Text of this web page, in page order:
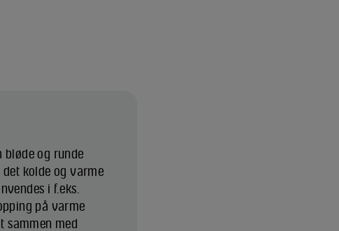
bløde og runde
kolde og varme
i f.eks.
på varme
sammen med